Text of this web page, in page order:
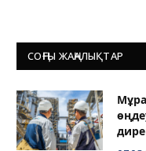
СОҢҒЫ ЖАҢАЛЫҚТАР